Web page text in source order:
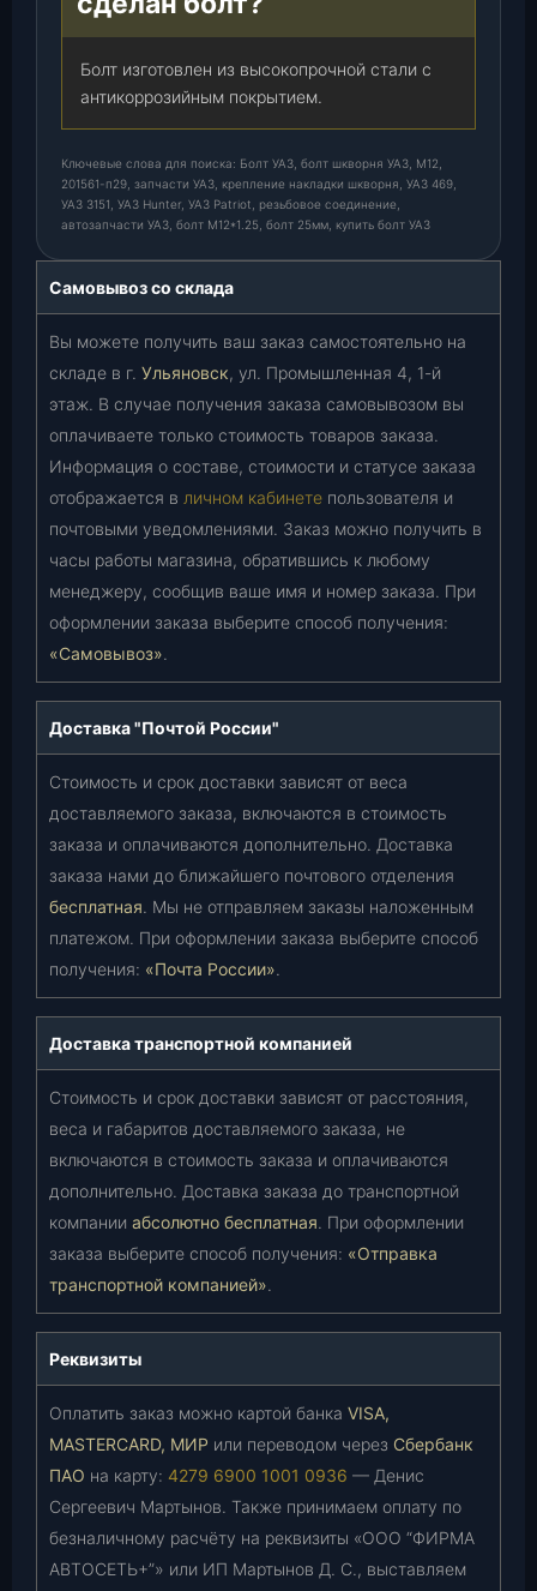
Болт изготовлен из высокопрочной стали с
антикоррозийным покрытием.
Ключевые слова для поиска: Болт УАЗ, болт шкворня УАЗ, М12,
201561-п29, запчасти УАЗ, крепление накладки шкворня, УАЗ 469,
УАЗ 3151, УАЗ Hunter, УАЗ Patriot, резьбовое соединение,
автозапчасти УАЗ, болт М12*1.25, болт 25мм, купить болт УАЗ
Самовывоз со склада
Вы можете получить ваш заказ самостоятельно на
складе в г. Ульяновск, ул. Промышленная 4, 1-й
этаж. В случае получения заказа самовывозом вы
оплачиваете только стоимость товаров заказа.
Информация о составе, стоимости и статусе заказа
отображается в личном кабинете пользователя и
почтовыми уведомлениями. Заказ можно получить в
часы работы магазина, обратившись к любому
менеджеру, сообщив ваше имя и номер заказа. При
оформлении заказа выберите способ получения:
«Самовывоз».
Доставка "Почтой России"
Стоимость и срок доставки зависят от веса
доставляемого заказа, включаются в стоимость
заказа и оплачиваются дополнительно. Доставка
заказа нами до ближайшего почтового отделения
бесплатная. Мы не отправляем заказы наложенным
платежом. При оформлении заказа выберите способ
получения: «Почта России».
Доставка транспортной компанией
Стоимость и срок доставки зависят от расстояния,
веса и габаритов доставляемого заказа, не
включаются в стоимость заказа и оплачиваются
дополнительно. Доставка заказа до транспортной
компании абсолютно бесплатная. При оформлении
заказа выберите способ получения: «Отправка
транспортной компанией».
Реквизиты
Оплатить заказ можно картой банка VISA,
MASTERCARD, МИР или переводом через Сбербанк
ПАО на карту: 4279 6900 1001 0936 — Денис
Сергеевич Мартынов. Также принимаем оплату по
безналичному расчёту на реквизиты «ООО “ФИРМА
АВТОСЕТЬ+”» или ИП Мартынов Д. С., выставляем